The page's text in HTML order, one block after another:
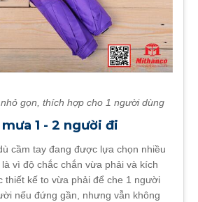
gọn, thích hợp cho 1 người dùng
1 - 2 người đi
cầm tay đang được lựa chọn nhiều
vì độ chắc chắn vừa phải và kích
thiết kế to vừa phải để che 1 người
nếu đứng gần, nhưng vẫn không